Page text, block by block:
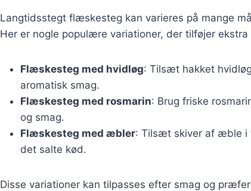
Langtidsstegt flæskesteg kan varieres på mange
Her er nogle populære variationer, der tilføjer
Flæskesteg med hvidløg: Tilsæt hakket
aromatisk smag.
Flæskesteg med rosmarin: Brug friske
og smag.
Flæskesteg med æbler: Tilsæt skiver af æble i
det salte kød.
Disse variationer kan tilpasses efter smag og